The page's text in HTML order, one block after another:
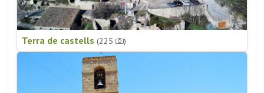
Terra de castells (225 )